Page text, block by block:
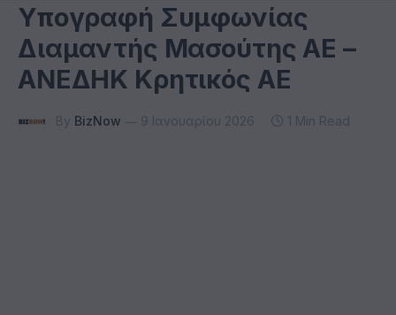
Υπογραφή Συμφωνίας
Διαμαντής Μασούτης ΑΕ –
ΑΝΕΔΗΚ Κρητικός ΑΕ
By BizNow 9 Ιανουαρίου 2026 1 Min Read